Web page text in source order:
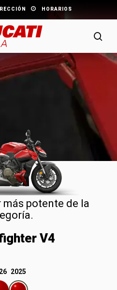
HORARIOS
potente de la
V4
2025